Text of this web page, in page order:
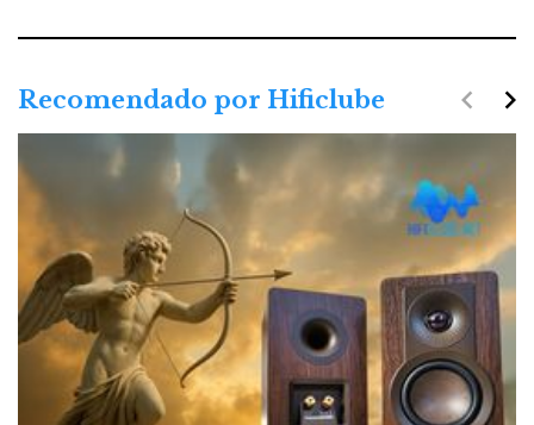
Recomendado por Hificlube navigate_next
navigate_before